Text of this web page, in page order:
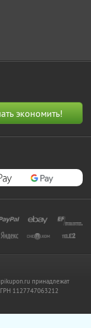
принадлежат
1127747063212